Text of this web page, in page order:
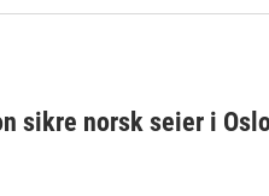
sikre norsk seier i